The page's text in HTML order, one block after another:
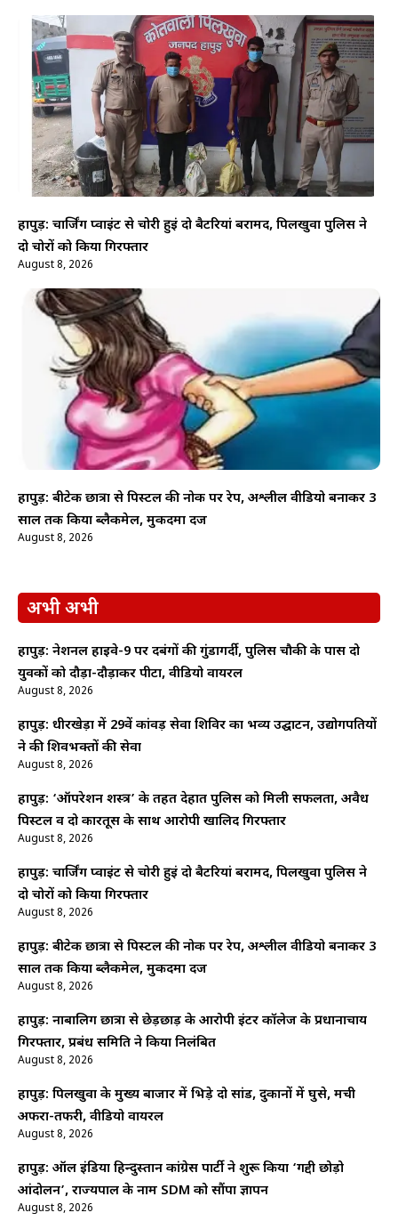
हापुड़: चार्जिंग प्वाइंट से चोरी हुईं दो बैटरियां बरामद, पिलखुवा पुलिस ने
दो चोरों को किया गिरफ्तार
August 8, 2026
हापुड़: बीटेक छात्रा से पिस्टल की नोक पर रेप, अश्लील वीडियो बनाकर 3
साल तक किया ब्लैकमेल, मुकदमा दर्ज
August 8, 2026
अभी अभी
हापुड़: नेशनल हाईवे-9 पर दबंगों की गुंडागर्दी, पुलिस चौकी के पास दो
युवकों को दौड़ा-दौड़ाकर पीटा, वीडियो वायरल
August 8, 2026
हापुड़: धीरखेड़ा में 29वें कांवड़ सेवा शिविर का भव्य उद्घाटन, उद्योगपतियों
ने की शिवभक्तों की सेवा
August 8, 2026
हापुड़: ‘ऑपरेशन शस्त्र’ के तहत देहात पुलिस को मिली सफलता, अवैध
पिस्टल व दो कारतूस के साथ आरोपी खालिद गिरफ्तार
August 8, 2026
हापुड़: चार्जिंग प्वाइंट से चोरी हुईं दो बैटरियां बरामद, पिलखुवा पुलिस ने
दो चोरों को किया गिरफ्तार
August 8, 2026
हापुड़: बीटेक छात्रा से पिस्टल की नोक पर रेप, अश्लील वीडियो बनाकर 3
साल तक किया ब्लैकमेल, मुकदमा दर्ज
August 8, 2026
हापुड़: नाबालिग छात्रा से छेड़छाड़ के आरोपी इंटर कॉलेज के प्रधानाचार्य
गिरफ्तार, प्रबंध समिति ने किया निलंबित
August 8, 2026
हापुड़: पिलखुवा के मुख्य बाजार में भिड़े दो सांड, दुकानों में घुसे, मची
अफरा-तफरी, वीडियो वायरल
August 8, 2026
हापुड़: ऑल इंडिया हिन्दुस्तान कांग्रेस पार्टी ने शुरू किया ‘गद्दी छोड़ो
आंदोलन’, राज्यपाल के नाम SDM को सौंपा ज्ञापन
August 8, 2026